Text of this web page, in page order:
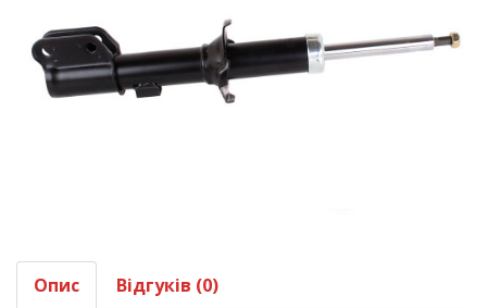
Опис Відгуків (0)